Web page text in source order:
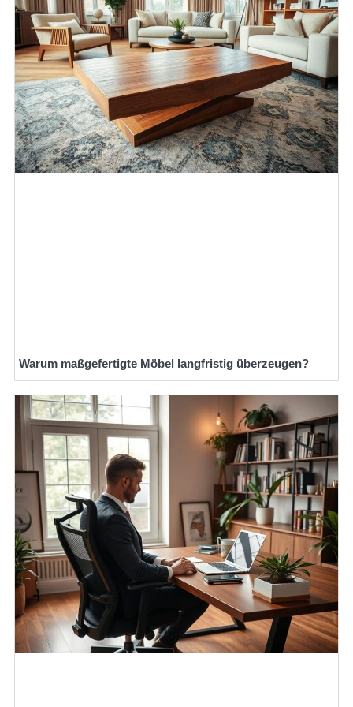
Warum maßgefertigte Möbel langfristig überzeugen?